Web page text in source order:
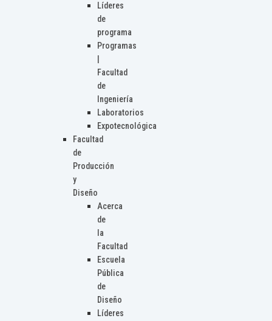
Líderes
de
programa
Programas
Facultad
de
Ingeniería
Laboratorios
Expotecnológica
Facultad
de
Producción
y
Diseño
Acerca
de
la
Facultad
Escuela
Pública
de
Diseño
Líderes